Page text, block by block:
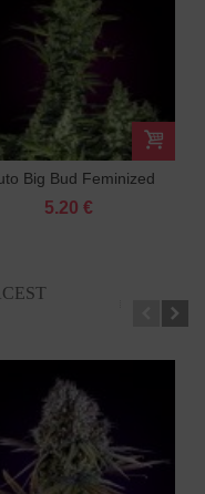
Big Bud Feminized
5.20 €